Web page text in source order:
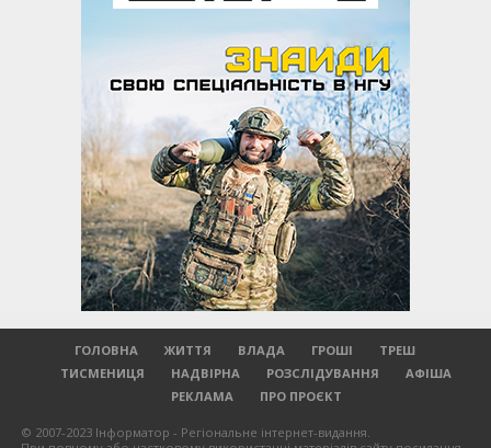
ГОЛОВНА ЖИТТЯ ВЛАДА ГРОШІ
ТРЕШ
ТИСМЕНИЦЯ
НАДВІРНА РОЗСЛІДУВАННЯ
АФІША
РЕКЛАМА
ПРО ПРОЄКТ
© 2007-2023 Інформатор - Регіональне інтернет-видання.